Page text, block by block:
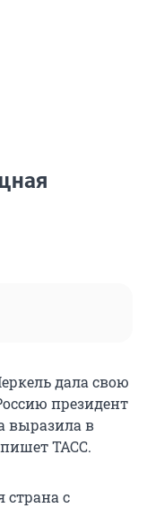
дала свою
президент
выразила в
пишет ТАСС.
страна с